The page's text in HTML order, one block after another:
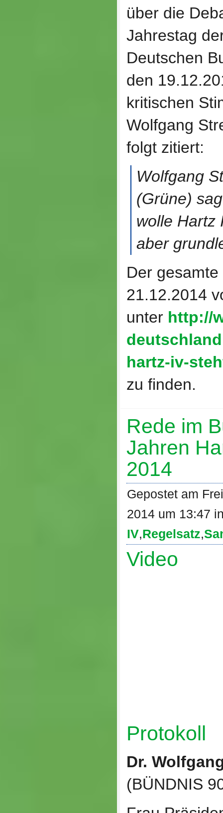
über die
Jahrestag
Deutschen
den
kritischen
Wolfgang
folgt zitiert:
Wolfgang
(Grüne)
wolle Hartz
aber
Der
21.12.2014
unter http://
hartz-iv-
zu finden.
Rede im
Jahren
2014
Gepostet am
2014 um 13:47
IV,Regelsatz,
Video
Protokoll
Dr.
(BÜNDNIS